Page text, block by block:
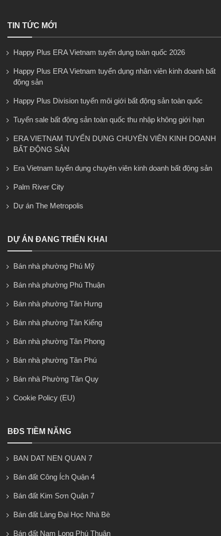
TIN TỨC MỚI
Happy Plus ERA Vietnam tuyển dụng toàn quốc 2026
Happy Plus ERA Vietnam tuyển dụng nhân viên kinh doanh bất
động sản
Happy Plus Division tuyển môi giới bất động sản toàn quốc
Tuyển sale bất động sản toàn quốc thu nhập không giới hạn
ERA VIETNAM TUYỂN DỤNG CHUYÊN VIÊN KINH DOANH
BẤT ĐỘNG SẢN
Era Vietnam tuyển dụng chuyên viên kinh doanh bất động sản
Palm River City
Dự án The Metropolis
DỰ ÁN ĐANG TRIỂN KHAI
Bán nhà phường Phú Mỹ
Bán nhà phường Phú Thuận
Bán nhà phường Tân Hưng
Bán nhà phường Tân Kiểng
Bán nhà phường Tân Phong
Bán nhà phường Tân Phú
Bán nhà Phường Tân Quy
Cookie Policy (EU)
BĐS TIỀM NĂNG
BAN DAT NEN QUAN 7
Bán đất Công Ích Quận 4
Bán đất Kim Sơn Quận 7
Bán đất Làng Đại Học Nhà Bè
Bán đất Nam Long Phú Thuận